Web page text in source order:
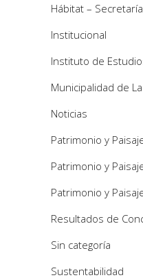
Hábitat –
Institucional
Instituto de
Municipalidad de
Noticias
Patrimonio y
Patrimonio y
Patrimonio y
Resultados de
Sin categoría
Sustentabilidad